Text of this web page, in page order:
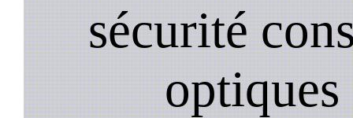
sécurité
optiques